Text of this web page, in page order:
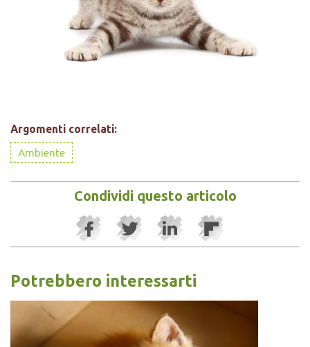
Argomenti correlati:
Ambiente
Condividi questo articolo
Potrebbero interessarti